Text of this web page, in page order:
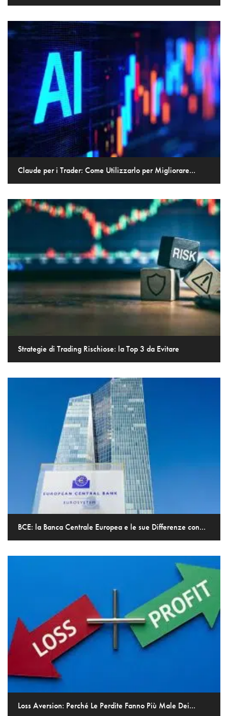
Claude per i Trader: Come Utilizzarlo per Migliorare...
Strategie di Trading Rischiose: la Top 3 da Evitare
BCE: la Banca Centrale Europea e le sue Differenze con...
Loss Aversion: Perché Le Perdite Fanno Più Male Dei...